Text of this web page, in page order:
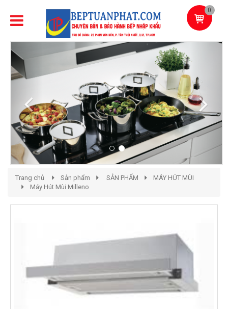
0
Previous
Trang chủ Sản phẩm SẢN PHẨM
MÁY HÚT MÙI
Máy Hút Mùi Milleno